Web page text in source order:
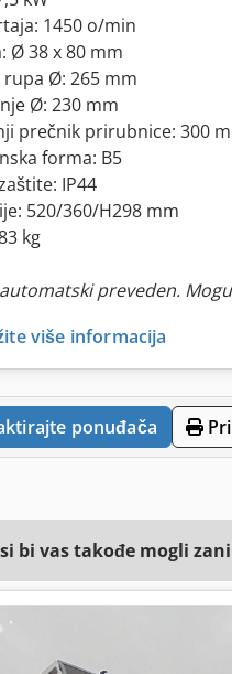
1450 o/min
Ø 38 x 80 mm
rupa Ø: 265 mm
Ø: 230 mm
prečnik prirubnice: 300
forma: B5
IP44
520/360/H298 mm
kg
preveden.
više informacija
ponuđača
bi vas takođe mogli